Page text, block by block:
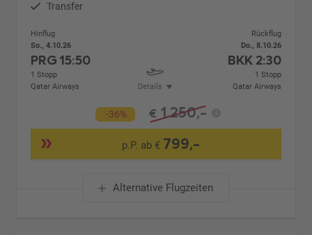
Transfer
Hinflug
So., 4.10.26
PRG15:50
1 Stopp
Qatar Airways
Details
Rückflug
Do., 8.10.26
BKK 2:30
1 Stopp
Qatar Airways
-36% € 1.250,-
p.P. ab € 799,-
Alternative Flugzeiten